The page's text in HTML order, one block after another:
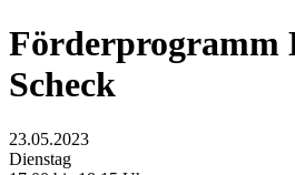
Förderprogramm
Scheck
23.05.2023
Dienstag